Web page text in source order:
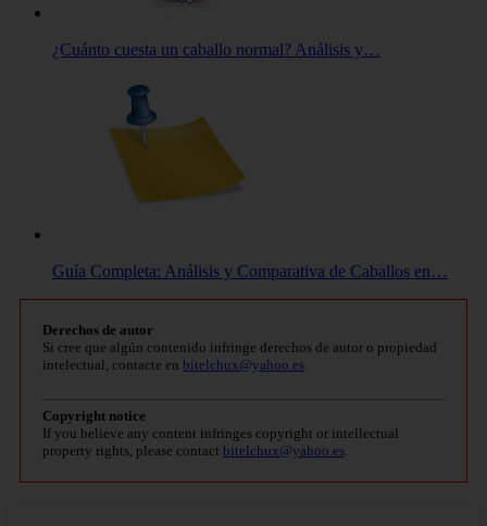
¿Cuánto cuesta un caballo normal? Análisis y…
Guía Completa: Análisis y Comparativa de Caballos en…
Derechos de autor
Si cree que algún contenido infringe derechos de autor o propiedad
intelectual, contacte en bitelchux@yahoo.es.
Copyright notice
If you believe any content infringes copyright or intellectual
property rights, please contact bitelchux@yahoo.es.